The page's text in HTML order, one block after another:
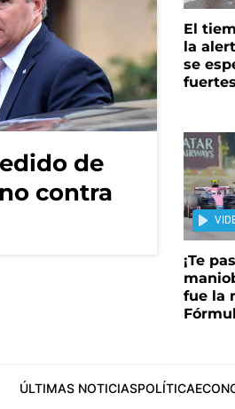
de
contra
El
la
se
¡Te
fue la
ÚLTIMAS NOTICIASPOLÍTICA